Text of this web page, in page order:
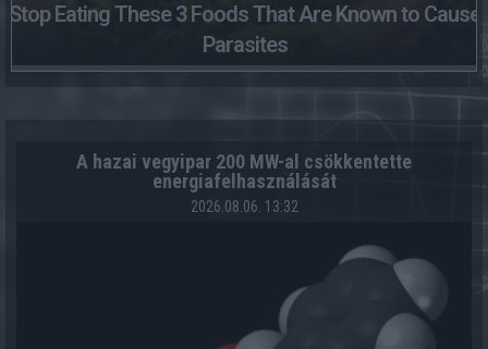
Stop Eating These 3 Foods That Are Known to Cause
Parasites
A hazai vegyipar 200 MW-al csökkentette
energiafelhasználását
2026.08.06. 13:32